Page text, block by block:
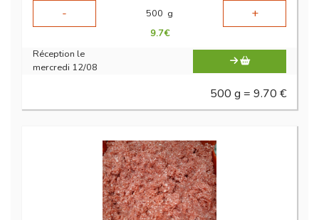
-
500 g +
9.7€
Réception le
mercredi 12/08
500 g = 9.70 €